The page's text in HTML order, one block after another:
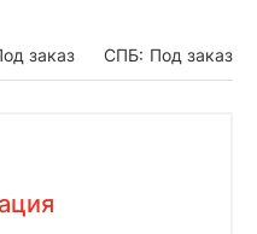
заказ СПБ: Под заказ